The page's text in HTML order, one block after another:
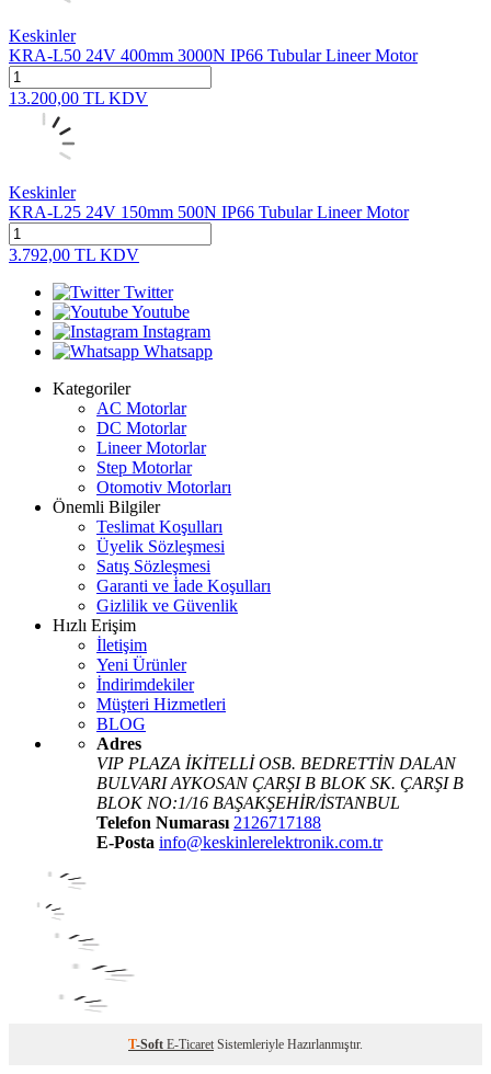
Keskinler
KRA-L50 24V 400mm 3000N IP66 Tubular Lineer Motor
13.200,00 TL KDV
Keskinler
KRA-L25 24V 150mm 500N IP66 Tubular Lineer Motor
3.792,00 TL KDV
Twitter
Youtube
Instagram
Whatsapp
Kategoriler
AC Motorlar
DC Motorlar
Lineer Motorlar
Step Motorlar
Otomotiv Motorları
Önemli Bilgiler
Teslimat Koşulları
Üyelik Sözleşmesi
Satış Sözleşmesi
Garanti ve İade Koşulları
Gizlilik ve Güvenlik
Hızlı Erişim
İletişim
Yeni Ürünler
İndirimdekiler
Müşteri Hizmetleri
BLOG
Adres
VIP PLAZA İKİTELLİ OSB. BEDRETTİN DALAN
BULVARI AYKOSAN ÇARŞI B BLOK SK. ÇARŞI B
BLOK NO:1/16 BAŞAKŞEHİR/İSTANBUL
Telefon Numarası 2126717188
E-Posta info@keskinlerelektronik.com.tr
T-Soft E-Ticaret Sistemleriyle Hazırlanmıştır.